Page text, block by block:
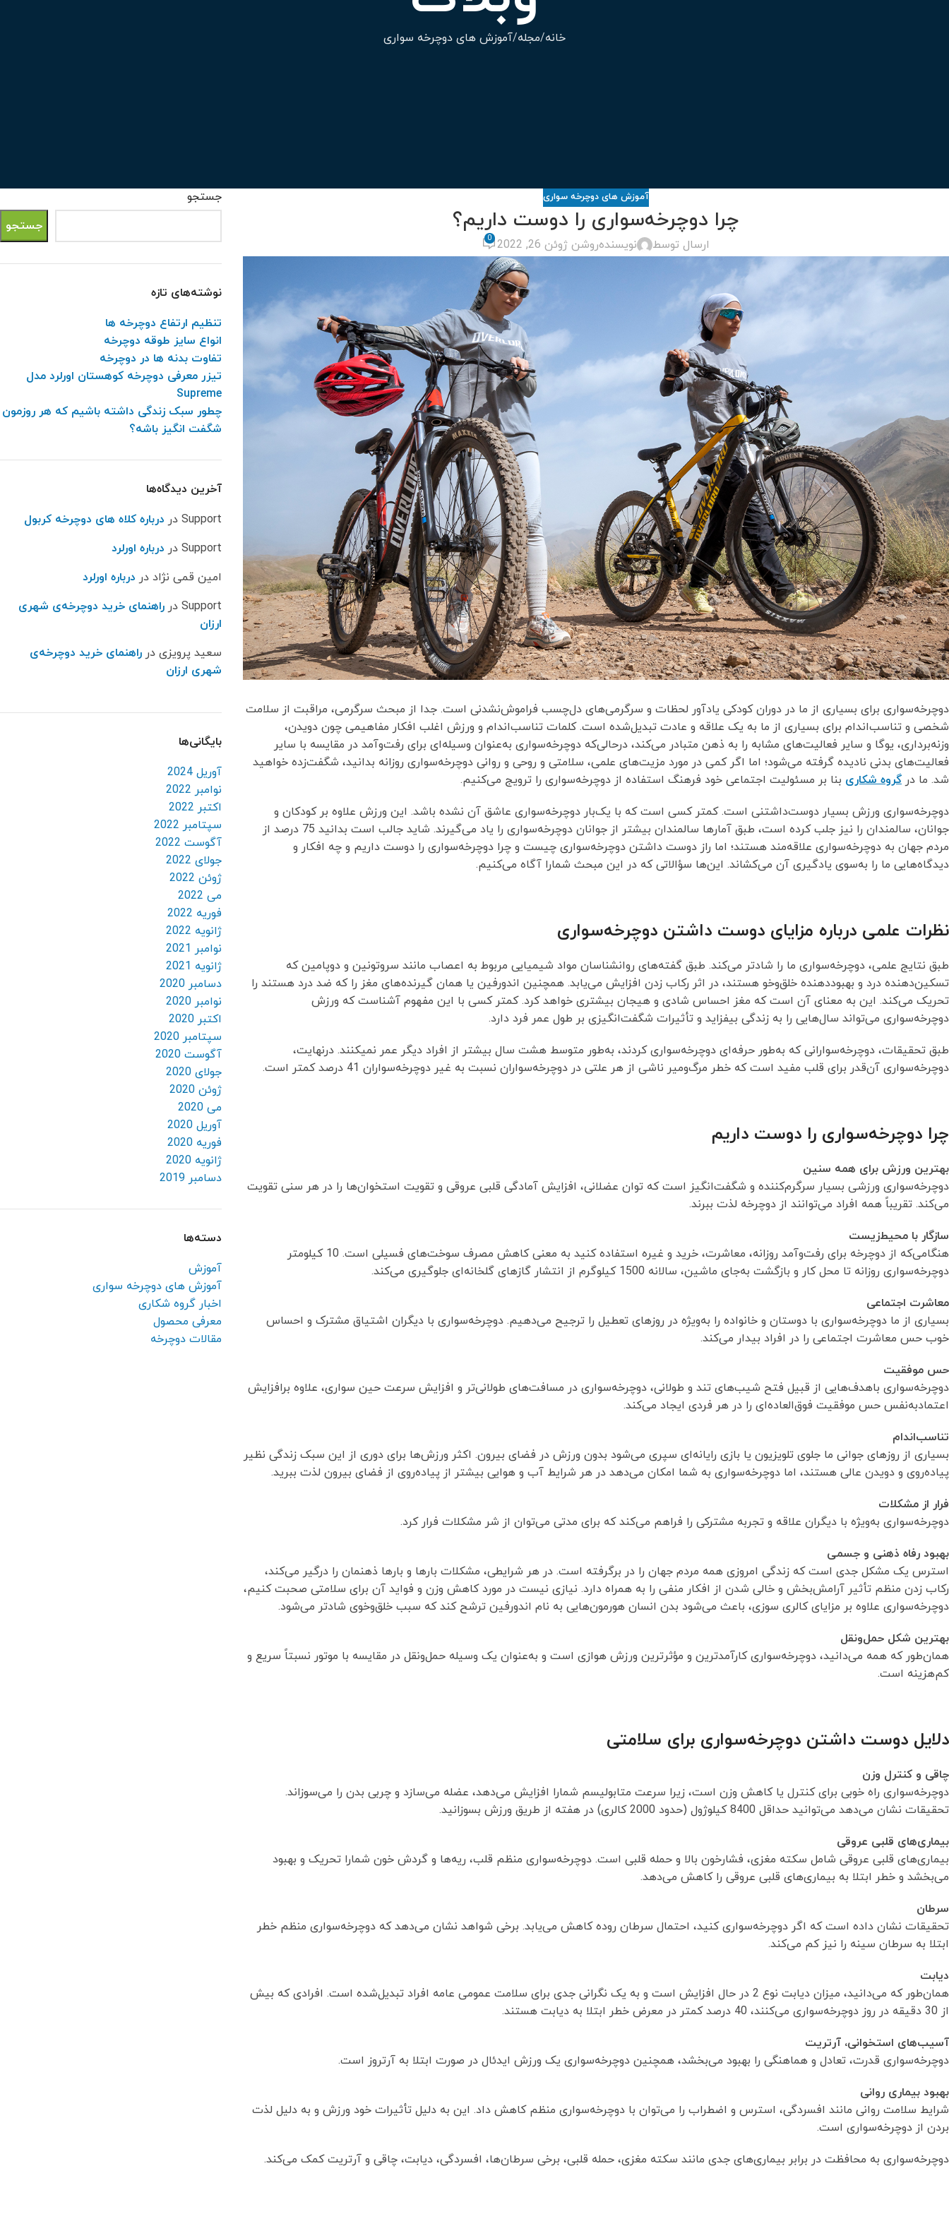
سایز 26
خانه مجله آموزش های دوچرخه سواری
آموزش های دوچرخه سواری
چرا دوچرخه‌سواری را دوست داریم؟
ارسال توسط نویسندهروشن ژوئن 26, 2022 0
دوچرخه‌سواری برای بسیاری از ما در دوران كودكی یادآور لحظات و سرگرمی‌های دل‌چسب فراموش‌نشدنی است. جدا از مبحث سرگرمی، مراقبت از سلامت
شخصی و تناسب‌اندام برای بسیاری از ما به یک علاقه و عادت تبدیل‌شده است. كلمات تناسب‌اندام و ورزش اغلب افکار مفاهیمی چون دویدن،
وزنه‌برداری، یوگا و سایر فعالیت‌های مشابه را به ذهن متبادر می‌کند، درحالی‌که دوچرخه‌سواری به‌عنوان وسیله‌ای برای رفت‌وآمد در مقایسه با سایر
فعالیت‌های بدنی نادیده گرفته می‌شود؛ اما اگر كمی در مورد مزیت‌های علمی، سلامتی و روحی و روانی دوچرخه‌سواری روزانه بدانید، شگفت‌زده خواهید
شد. ما در گروه شکاری بنا بر مسئولیت اجتماعی خود فرهنگ استفاده از دوچرخه‌سواری را ترویج می‌کنیم.
دوچرخه‌سواری ورزش بسیار دوست‌داشتنی است. كمتر كسی است كه با یک‌بار دوچرخه‌سواری عاشق آن نشده باشد. این ورزش علاوه بر کودکان و
جوانان، سالمندان را نیز جلب كرده است، طبق آمارها سالمندان بیشتر از جوانان دوچرخه‌سواری را یاد می‌گیرند. شاید جالب است بدانید 75 درصد از
مردم جهان به دوچرخه‌سواری علاقه‌مند هستند؛ اما راز دوست داشتن دوچرخه‌سواری چیست و چرا دوچرخه‌سواری را دوست داریم و چه افكار و
دیدگاه‌هایی ما را به‌سوی یادگیری آن می‌کشاند. این‌ها سؤالاتی كه در این مبحث شمارا آگاه می‌کنیم.
نظرات علمی درباره مزایای دوست داشتن دوچرخه‌سواری
طبق نتایج علمی، دوچرخه‌سواری ما را شادتر می‌کند. طبق گفته‌های روانشناسان مواد شیمیایی مربوط به اعصاب مانند سروتونین و دوپامین که
تسکین‌دهنده درد و بهبوددهنده خلق‌وخو هستند، در اثر رکاب زدن افزایش می‌یابد. همچنین اندورفین یا همان گیرنده‌های مغز را كه ضد درد هستند را
تحریک می‌کند. این به معنای آن است كه مغز احساس شادی و هیجان بیشتری خواهد كرد. كمتر كسی با این مفهوم آشناست كه ورزش
دوچرخه‌سواری می‌تواند سال‌هایی را به زندگی بیفزاید و تأثیرات شگفت‌انگیزی بر طول عمر فرد دارد.
طبق تحقیقات، دوچرخه‌سوارانی كه به‌طور حرفه‌ای دوچرخه‌سواری كردند، به‌طور متوسط ​​هشت سال بیشتر از افراد دیگر عمر نمیکنند. درنهایت،
دوچرخه‌سواری آن‌قدر برای قلب مفید است که خطر مرگ‌ومیر ناشی از هر علتی در دوچرخه‌سواران نسبت به غیر دوچرخه‌سواران 41 درصد کمتر است.
چرا دوچرخه‌سواری را دوست داریم
بهترین ورزش برای همه سنین
دوچرخه‌سواری ورزشی بسیار سرگرم‌کننده و شگفت‌انگیز است كه توان عضلانی، افزایش آمادگی قلبی عروقی و تقویت استخوان‌ها را در هر سنی تقویت
می‌کند. تقریباً همه افراد می‌توانند از دوچرخه لذت ببرند.
سازگار با محیط‌زیست
هنگامی‌که از دوچرخه برای رفت‌وآمد روزانه، معاشرت، خرید و غیره استفاده کنید به معنی كاهش مصرف سوخت‌های فسیلی است. 10 کیلومتر
دوچرخه‌سواری روزانه تا محل کار و بازگشت به‌جای ماشین، سالانه 1500 کیلوگرم از انتشار گازهای گلخانه‌ای جلوگیری می‌کند.
معاشرت اجتماعی
بسیاری از ما دوچرخه‌سواری با دوستان و خانواده را به‌ویژه در روزهای تعطیل را ترجیح می‌دهیم. دوچرخه‌سواری با دیگران اشتیاق مشترک و احساس
خوب حس معاشرت اجتماعی را در افراد بیدار می‌کند.
حس موفقیت
دوچرخه‌سواری باهدف‌هایی از قبیل فتح شیب‌های تند و طولانی، دوچرخه‌سواری در مسافت‌های طولانی‌تر و افزایش سرعت حین سواری، علاوه برافزایش
اعتمادبه‌نفس حس موفقیت فوق‌العاده‌ای را در هر فردی ایجاد می‌کند.
تناسب‌اندام
بسیاری از روزهای جوانی ما جلوی تلویزیون یا بازی رایانه‌ای سپری می‌شود بدون ورزش در فضای بیرون. اكثر ورزش‌ها برای دوری از این سبک زندگی نظیر
پیاده‌روی و دویدن عالی هستند، اما دوچرخه‌سواری به شما امکان می‌دهد در هر شرایط آب و هوایی بیشتر از پیاده‌روی از فضای بیرون لذت ببرید.
فرار از مشكلات
دوچرخه‌سواری به‌ویژه با دیگران علاقه و تجربه مشترکی را فراهم می‌کند كه برای مدتی می‌توان از شر مشكلات فرار كرد.
بهبود رفاه ذهنی و جسمی
استرس یک مشكل جدی است كه زندگی امروزی همه مردم جهان را در برگرفته است. در هر شرایطی، مشكلات بارها و بارها ذهنمان را درگیر می‌کند،
ركاب زدن منظم تأثیر آرامش‌بخش و خالی شدن از افكار منفی را به همراه دارد. نیازی نیست در مورد کاهش وزن و فواید آن برای سلامتی صحبت کنیم،
دوچرخه‌سواری علاوه بر مزایای کالری سوزی، باعث می‌شود بدن انسان هورمون‌هایی به نام اندورفین ترشح کند که سبب خلق‌وخوی شادتر می‌شود.
بهترین شکل حمل‌ونقل
همان‌طور که همه می‌دانید، دوچرخه‌سواری کارآمدترین و مؤثرترین ورزش هوازی است و به‌عنوان یک وسیله حمل‌ونقل در مقایسه با موتور نسبتاً سریع و
کم‌هزینه است.
دلایل دوست داشتن دوچرخه‌سواری برای سلامتی
چاقی و کنترل وزن
دوچرخه‌سواری راه خوبی برای کنترل یا کاهش وزن است، زیرا سرعت متابولیسم شمارا افزایش می‌دهد، عضله می‌سازد و چربی بدن را می‌سوزاند.
تحقیقات نشان می‌دهد می‌توانید حداقل 8400 کیلوژول (حدود 2000 کالری) در هفته از طریق ورزش بسوزانید.
بیماری‌های قلبی عروقی
بیماری‌های قلبی عروقی شامل سکته مغزی، فشارخون بالا و حمله قلبی است. دوچرخه‌سواری منظم قلب، ریه‌ها و گردش خون شمارا تحریک و بهبود
می‌بخشد و خطر ابتلا به بیماری‌های قلبی عروقی را کاهش می‌دهد.
سرطان
تحقیقات نشان داده است که اگر دوچرخه‌سواری کنید، احتمال سرطان روده کاهش می‌یابد. برخی شواهد نشان می‌دهد که دوچرخه‌سواری منظم خطر
ابتلا به سرطان سینه را نیز كم می‌کند.
دیابت
همان‌طور كه می‌دانید، میزان دیابت نوع 2 در حال افزایش است و به یک نگرانی جدی برای سلامت عمومی عامه افراد تبدیل‌شده است. افرادی که بیش
از 30 دقیقه در روز دوچرخه‌سواری می‌کنند، 40 درصد کمتر در معرض خطر ابتلا به دیابت هستند.
آسیب‌های استخوانی، آرتریت
دوچرخه‌سواری قدرت، تعادل و هماهنگی را بهبود می‌بخشد، همچنین دوچرخه‌سواری یک ورزش ایدئال در صورت ابتلا به آرتروز است.
بهبود بیماری روانی
شرایط سلامت روانی مانند افسردگی، استرس و اضطراب را می‌توان با دوچرخه‌سواری منظم کاهش داد. این به دلیل تأثیرات خود ورزش و به دلیل لذت
بردن از دوچرخه‌سواری است.
دوچرخه‌سواری به محافظت در برابر بیماری‌های جدی مانند سکته مغزی، حمله قلبی، برخی سرطان‌ها، افسردگی، دیابت، چاقی و آرتریت کمک می‌کند.
جستجو
جستجو
نوشته‌های تازه
تنظیم ارتفاع دوچرخه ها
انواع سایز طوقه دوچرخه
تفاوت بدنه ها در دوچرخه
تیزر معرفی دوچرخه کوهستان اورلرد مدل
Supreme
چطور سبک زندگی داشته باشیم که هر روزمون
شگفت انگیز باشه؟
آخرین دیدگاه‌ها
Support در درباره کلاه های دوچرخه کربول
Support در درباره اورلرد
امین قمی نژاد در درباره اورلرد
Support درراهنمای خرید دوچرخه‌ی شهری
ارزان
سعید پرویزی درراهنمای خرید دوچرخه‌ی
شهری ارزان
بایگانی‌ها
آوریل 2024
نوامبر 2022
اکتبر 2022
سپتامبر 2022
آگوست 2022
جولای 2022
ژوئن 2022
می 2022
فوریه 2022
ژانویه 2022
نوامبر 2021
ژانویه 2021
دسامبر 2020
نوامبر 2020
اکتبر 2020
سپتامبر 2020
آگوست 2020
جولای 2020
ژوئن 2020
می 2020
آوریل 2020
فوریه 2020
ژانویه 2020
دسامبر 2019
دسته‌ها
آموزش
آموزش های دوچرخه سواری
اخبار گروه شکاری
معرفی محصول
مقالات دوچرخه